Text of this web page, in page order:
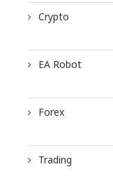
Crypto
EA Robot
Forex
Trading